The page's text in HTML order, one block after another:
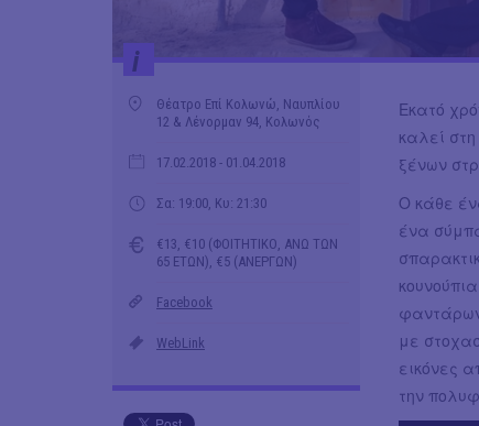
i
Θέατρο Επί Κολωνώ, Ναυπλίου
12 & Λένορμαν 94, Κολωνός
17.02.2018 - 01.04.2018
Σα: 19:00, Κυ: 21:30
€13, €10 (ΦΟΙΤΗΤΙΚΟ, ΑΝΩ ΤΩΝ
65 ΕΤΩΝ), €5 (ΑΝΕΡΓΩΝ)
Facebook
WebLink
Εκατό
καλεί
ξένων
Ο κάθε
ένα
με
εικόνες
την